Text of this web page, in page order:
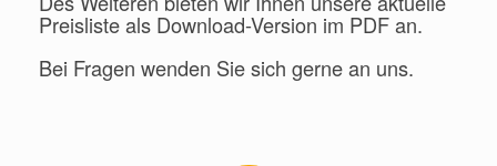
Preisliste als Download-Version im PDF an.
Bei Fragen wenden Sie sich gerne an uns.